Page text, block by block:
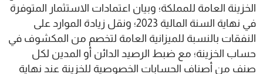
الخزينة العامة للمملكة؛ وبيان اعتمادات الاستثمار المتوفرة
في نهاية السنة المالية 2023؛ ونقل زيادة الموارد على
النفقات بالنسبة للميزانية العامة لتخصم من المكشوف في
حساب الخزينة؛ مع ضبط الرصيد الدائن أو المدين لكل
صنف من أصناف الحسابات الخصوصية للخزينة عند نهاية